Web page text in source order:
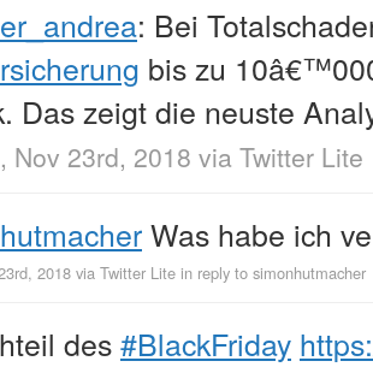
: Bei
bis zu
Das zeigt die neuste
Nov 23rd, 2018 via Twitter Lite
Was habe ich
2018 via Twitter Lite in reply to simonhutmacher
des#BlackFriday